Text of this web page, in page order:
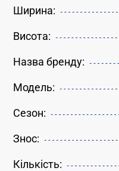
Ширина:
Висота:
Назва бренду:
Модель:
Сезон:
Знос:
Кількість: